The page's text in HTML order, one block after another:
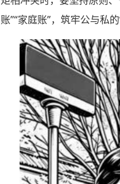
账”“家庭账”，筑牢公与私的